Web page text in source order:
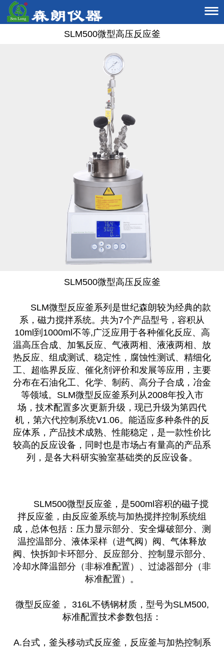

SLM500微型高压反应釜
SLM500微型高压反应釜
SLM微型反应釜系列是世纪森朗较为经典的款
系，磁力搅拌系统。共为7个产品型号，容积从
10ml到1000ml不等,广泛应用于各种催化反应、高
温高压合成、加氢反应、气液两相、液液两相、放
热反应、组成测试、稳定性，腐蚀性测试、精细化
工、超临界反应、催化剂评价和发展等应用，主要
分布在石油化工、化学、制药、高分子合成，冶金
等领域。SLM微型反应釜系列从2008年投入市
场，技术配置多次更新升级，现已升级为第四代
机，第六代控制系统V1.06。能适应多种条件的反
应体系，产品技术成熟、性能稳定，是一款性价比
较高的反应设备，同时也是市场占有量高的产品系
列，是各大科研实验室基础类的反应设备。
SLM500微型反应釜，是500ml容积的磁子搅
拌反应釜，由反应釜系统与加热搅拌控制系统组
成，总体包括：压力显示部分、安全爆破部分、测
温控温部分、液体采样（进气阀）阀、气体释放
阀、快拆卸卡环部分、反应部分、控制显示部分、
冷却水降温部分（非标准配置）、过滤器部分（非
标准配置）。
微型反应釜， 316L不锈钢材质，型号为SLM500,
标准配置技术参数包括：
A.台式，釜头移动式反应釜，反应釜与加热控制系